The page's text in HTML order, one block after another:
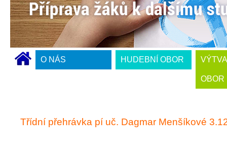
O NÁS HUDEBNÍ OBOR
OBOR
Třídní přehrávka pí uč. Dagmar Menšíkové